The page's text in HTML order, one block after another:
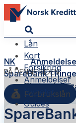
Lån
Kort
Forsikring
Anmeldelser
Nyheter
Guides
NK
PÅ DENNE SIDEN
SpareBank 1
Skribent:
Forbrukslån